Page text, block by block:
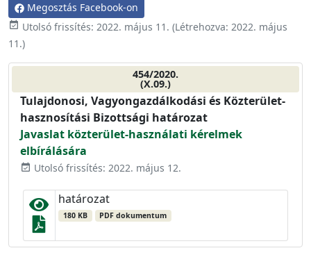
Megosztás Facebook-on
event_available Utolsó frissítés: 2022. május 11. (Létrehozva: 2022. május
11.)
454/2020.
(X.09.)
Tulajdonosi, Vagyongazdálkodási és Közterület-
hasznosítási Bizottsági határozat
Javaslat közterület-használati kérelmek
elbírálására
event_available Utolsó frissítés: 2022. május 12.
határozat
180 KB PDF dokumentum